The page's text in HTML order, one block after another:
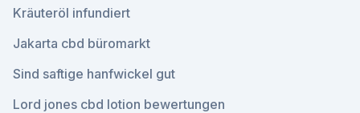
Kräuteröl infundiert
Jakarta cbd büromarkt
Sind saftige hanfwickel gut
Lord jones cbd lotion bewertungen